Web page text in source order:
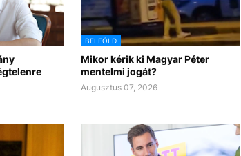
BELFÖLD
Mikor kérik ki Magyar Péter
mentelmi jogát?
Augusztus 07, 2026